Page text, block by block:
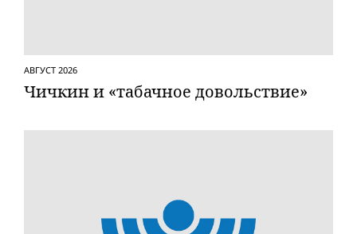
АВГУСТ 2026
Чичкин и «табачное довольствие»